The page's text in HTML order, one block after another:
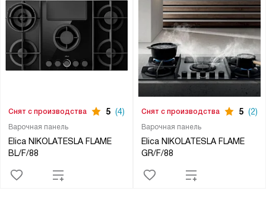
Варочная панель
Elica NIKOLATESLA FLAME
BL/F/88
Снят с производства 5 (4)
Варочная панель
Elica NIKOLATESLA FLAME
GR/F/88
Снят с производства 5 (2)